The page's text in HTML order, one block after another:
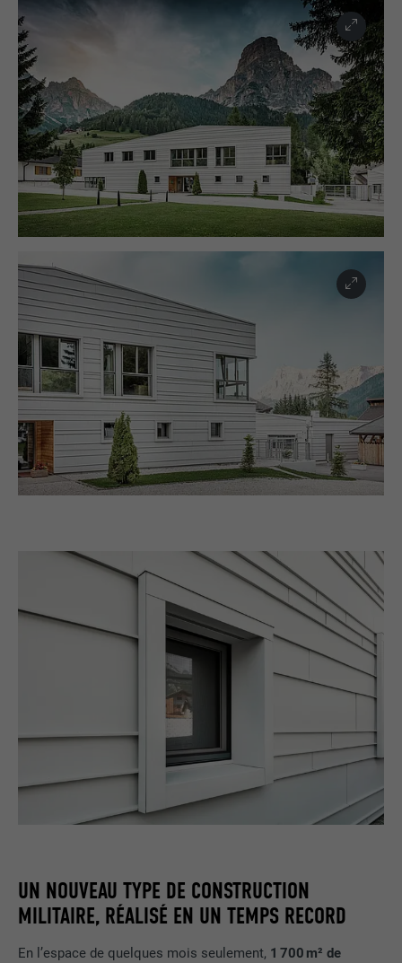
UN NOUVEAU TYPE DE CONSTRUCTION
MILITAIRE, RÉALISÉ EN UN TEMPS RECORD
En l’espace de quelques mois seulement, 1 700 m² de